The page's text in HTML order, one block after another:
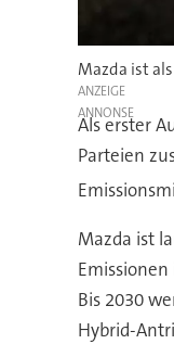
Mazda ist
ANZEIGE
Als erster
Parteien
Mazda ist
Bis 2030
Hybrid-